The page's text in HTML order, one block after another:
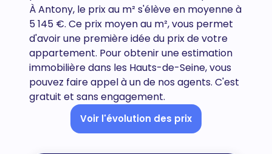
À Antony, le prix au m² s'élève en moyenne à
5 145 €. Ce prix moyen au m², vous permet
d'avoir une première idée du prix de votre
appartement. Pour obtenir une estimation
immobilière dans les Hauts-de-Seine, vous
pouvez faire appel à un de nos agents. C'est
gratuit et sans engagement.
Voir l'évolution des prix